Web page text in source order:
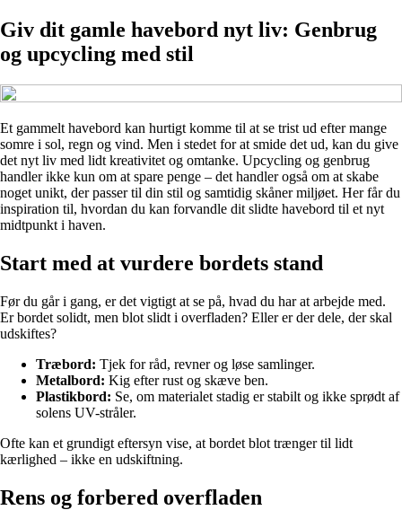
Giv dit gamle havebord nyt liv: Genbrug
og upcycling med stil
Et gammelt havebord kan hurtigt komme til at se trist ud efter mange
somre i sol, regn og vind. Men i stedet for at smide det ud, kan du give
det nyt liv med lidt kreativitet og omtanke. Upcycling og genbrug
handler ikke kun om at spare penge – det handler også om at skabe
noget unikt, der passer til din stil og samtidig skåner miljøet. Her får du
inspiration til, hvordan du kan forvandle dit slidte havebord til et nyt
midtpunkt i haven.
Start med at vurdere bordets stand
Før du går i gang, er det vigtigt at se på, hvad du har at arbejde med.
Er bordet solidt, men blot slidt i overfladen? Eller er der dele, der skal
udskiftes?
Træbord: Tjek for råd, revner og løse samlinger.
Metalbord: Kig efter rust og skæve ben.
Plastikbord: Se, om materialet stadig er stabilt og ikke sprødt af
solens UV-stråler.
Ofte kan et grundigt eftersyn vise, at bordet blot trænger til lidt
kærlighed – ikke en udskiftning.
Rens og forbered overfladen